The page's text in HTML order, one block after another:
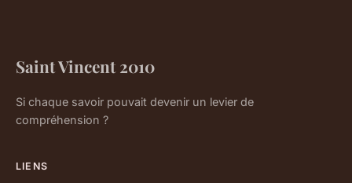
Saint Vincent 2010
Si chaque savoir pouvait devenir un levier de
compréhension ?
LIENS